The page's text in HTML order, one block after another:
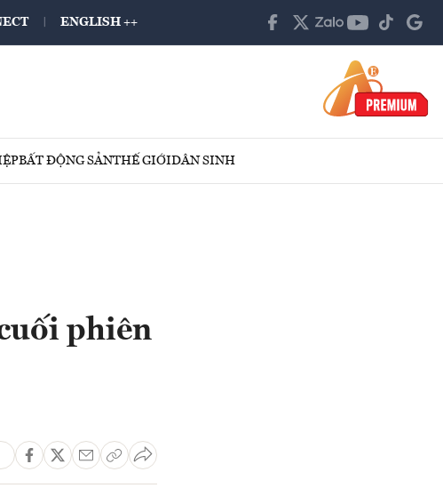
ENGLISH ++
BẤT ĐỘNG SẢNTHẾ GIỚIDÂN SINH
phiên